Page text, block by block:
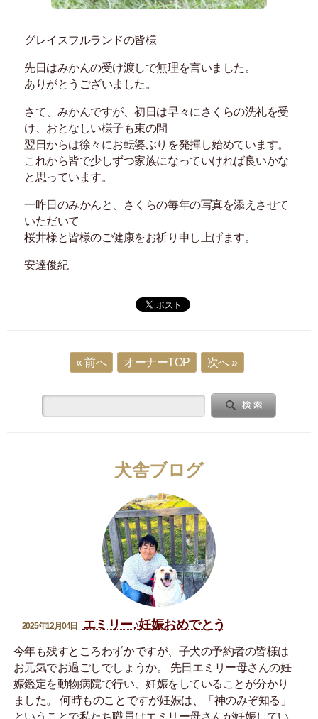
グレイスフルランドの皆様
先日はみかんの受け渡しで無理を言いました。
ありがとうございました。
さて、みかんですが、初日は早々にさくらの洗礼を受
け、おとなしい様子も束の間
翌日からは徐々にお転婆ぶりを発揮し始めています。
これから皆で少しずつ家族になっていければ良いかな
と思っています。
一昨日のみかんと、さくらの毎年の写真を添えさせて
いただいて
桜井様と皆様のご健康をお祈り申し上げます。
安達俊紀
« 前へ オーナーTOP 次へ »
犬舎ブログ
2025年12月04日 エミリー♪妊娠おめでとう
今年も残すところわずかですが、子犬の予約者の皆様は
お元気でお過ごしでしょうか。 先日エミリー母さんの妊
娠鑑定を動物病院で行い、妊娠をしていることが分かり
ました。 何時ものことですが妊娠は、「神のみぞ知る」
ということで私たち職員はエミリー母さんが妊娠してい